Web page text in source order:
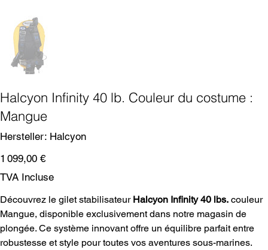
Halcyon Infinity 40 lb. Couleur du costume :
Mangue
Hersteller: SKU
Halcyon
Halcyon
Prix
1 099,00 €
TVA Incluse
Découvrez le gilet stabilisateur Halcyon Infinity 40 lbs. couleur
Mangue, disponible exclusivement dans notre magasin de
plongée. Ce système innovant offre un équilibre parfait entre
robustesse et style pour toutes vos aventures sous-marines.